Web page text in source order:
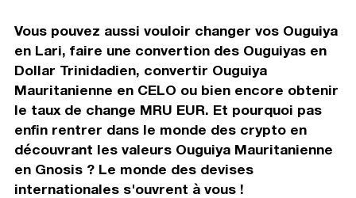
Vous pouvez aussi vouloir changer vos Ouguiya
en Lari, faire une convertion des Ouguiyas en
Dollar Trinidadien, convertir Ouguiya
Mauritanienne en CELO ou bien encore obtenir
le taux de change MRU EUR. Et pourquoi pas
enfin rentrer dans le monde des crypto en
découvrant les valeurs Ouguiya Mauritanienne
en Gnosis ? Le monde des devises
internationales s'ouvrent à vous !